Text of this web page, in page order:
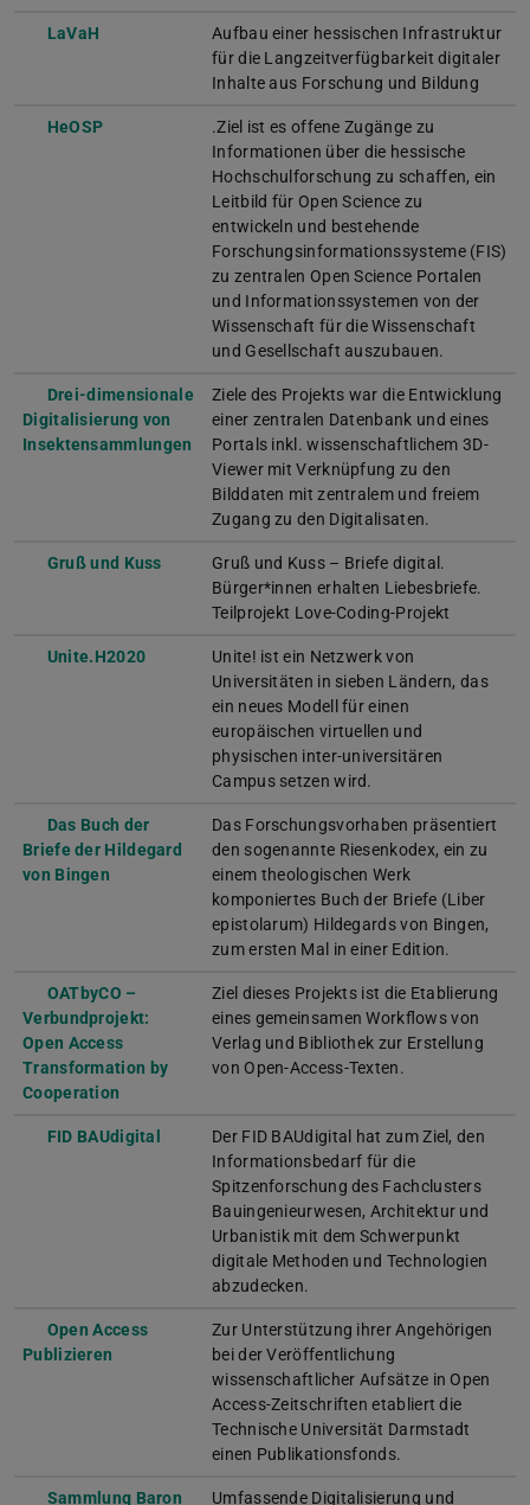
LaVaH
Aufbau einer hessischen Infrastruktur
für die Langzeitverfügbarkeit digitaler
Inhalte aus Forschung und Bildung
HeOSP
.Ziel ist es offene Zugänge zu
Informationen über die hessische
Hochschulforschung zu schaffen, ein
Leitbild für Open Science zu
entwickeln und bestehende
Forschungsinformationssysteme (FIS)
zu zentralen Open Science Portalen
und Informationssystemen von der
Wissenschaft für die Wissenschaft
und Gesellschaft auszubauen.
Drei-dimensionale
Digitalisierung von
Insektensammlungen
Ziele des Projekts war die Entwicklung
einer zentralen Datenbank und eines
Portals inkl. wissenschaftlichem 3D-
Viewer mit Verknüpfung zu den
Bilddaten mit zentralem und freiem
Zugang zu den Digitalisaten.
Gruß und Kuss
Gruß und Kuss – Briefe digital.
Bürger*innen erhalten Liebesbriefe.
Teilprojekt Love-Coding-Projekt
Unite.H2020
Unite! ist ein Netzwerk von
Universitäten in sieben Ländern, das
ein neues Modell für einen
europäischen virtuellen und
physischen inter-universitären
Campus setzen wird.
Das Buch der
Briefe der Hildegard
von Bingen
Das Forschungsvorhaben präsentiert
den sogenannte Riesenkodex, ein zu
einem theologischen Werk
komponiertes Buch der Briefe (Liber
epistolarum) Hildegards von Bingen,
zum ersten Mal in einer Edition.
OATbyCO –
Verbundprojekt:
Open Access
Transformation by
Cooperation
Ziel dieses Projekts ist die Etablierung
eines gemeinsamen Workflows von
Verlag und Bibliothek zur Erstellung
von Open-Access-Texten.
FID BAUdigital
Der FID BAUdigital hat zum Ziel, den
Informationsbedarf für die
Spitzenforschung des Fachclusters
Bauingenieurwesen, Architektur und
Urbanistik mit dem Schwerpunkt
digitale Methoden und Technologien
abzudecken.
Open Access
Publizieren
Zur Unterstützung ihrer Angehörigen
bei der Veröffentlichung
wissenschaftlicher Aufsätze in Open
Access-Zeitschriften etabliert die
Technische Universität Darmstadt
einen Publikationsfonds.
Sammlung Baron Umfassende Digitalisierung und